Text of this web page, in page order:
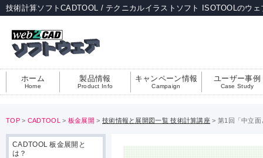
技術計算ソフトCADTOOL / テクニカルイラストソフト ISOTOOLのウェ
ホーム
Home
製品情報
Product Info
キャンペーン情報
Campaign
ユーザー事例
Case Study
TOP> CADTOOL > 板金展開 > 技術情報と展開図一覧 技術計算講座 > 第1回「中立
CADTOOL 板金展開と
は？